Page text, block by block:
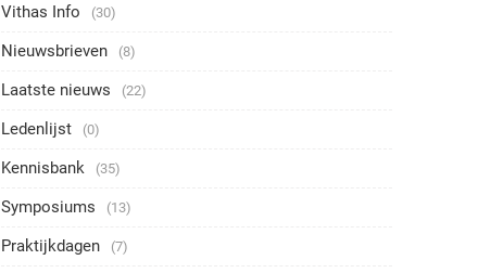
Vithas Info (30)
Nieuwsbrieven (8)
Laatste nieuws (22)
Ledenlijst (0)
Kennisbank (35)
Symposiums (13)
Praktijkdagen (7)